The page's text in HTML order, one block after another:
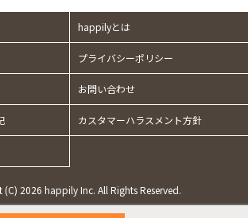
happilyとは
プライバシーポリシー
お問い合わせ
カスタマーハラスメント方針
(C) 2026 happily Inc. All Rights Reserved.